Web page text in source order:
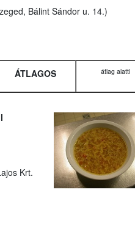
Bálint Sándor u. 14.)
ÁTLAGOS átlag alatti
Krt.